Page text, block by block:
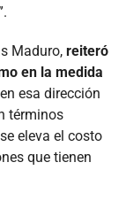
Maduro, reiteró
en la medida
en esa dirección
términos
eleva el costo
que tienen